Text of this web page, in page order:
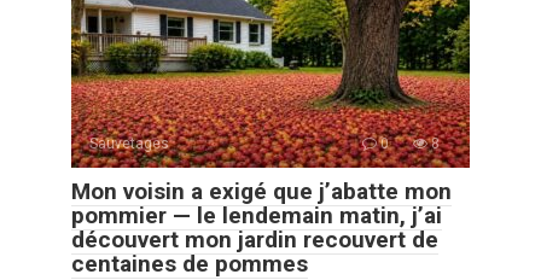
Sauvetages 0 8
Mon voisin a exigé que j’abatte mon
pommier — le lendemain matin, j’ai
découvert mon jardin recouvert de
centaines de pommes